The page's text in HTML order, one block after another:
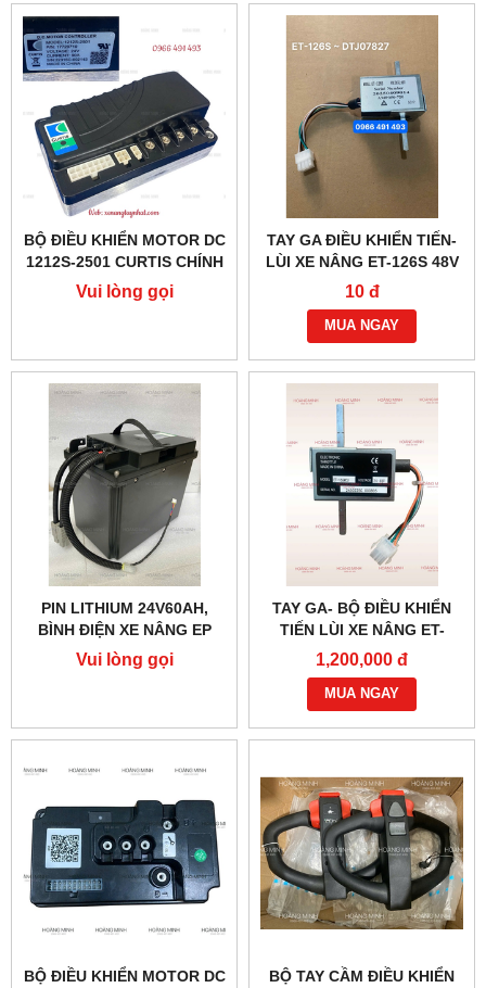
BỘ ĐIỀU KHIỂN MOTOR DC
1212S-2501 CURTIS CHÍNH
HÃNG
Vui lòng gọi
TAY GA ĐIỀU KHIỂN TIẾN-
LÙI XE NÂNG ET-126S 48V
(6 DÂY)
10 đ
MUA NGAY
PIN LITHIUM 24V60AH,
BÌNH ĐIỆN XE NÂNG EP
Vui lòng gọi
TAY GA- BỘ ĐIỀU KHIỂN
TIẾN LÙI XE NÂNG ET-
166MCU 24V-48V
1,200,000 đ
MUA NGAY
BỘ ĐIỀU KHIỂN MOTOR DC
BỘ TAY CẦM ĐIỀU KHIỂN